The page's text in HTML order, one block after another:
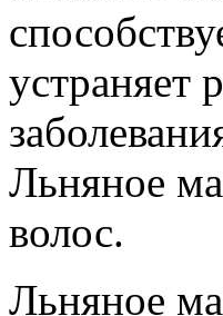
устраняет
Льняное
волос.
Льняное